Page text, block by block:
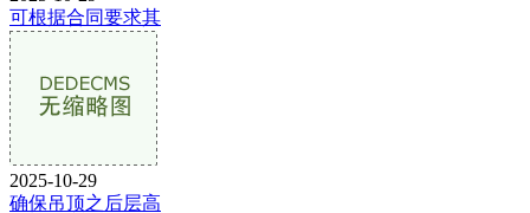
可根据合同要求其
2025-10-29
确保吊顶之后层高